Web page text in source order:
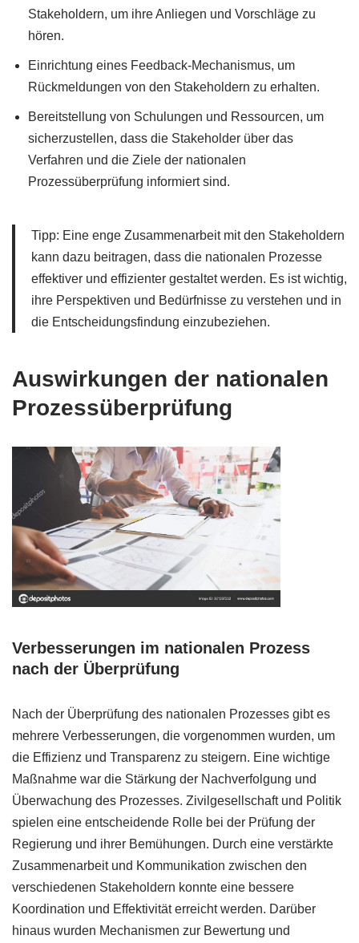
Stakeholdern, um ihre Anliegen und Vorschläge zu
hören.
Einrichtung eines Feedback-Mechanismus, um
Rückmeldungen von den Stakeholdern zu erhalten.
Bereitstellung von Schulungen und Ressourcen, um
sicherzustellen, dass die Stakeholder über das
Verfahren und die Ziele der nationalen
Prozessüberprüfung informiert sind.
Tipp: Eine enge Zusammenarbeit mit den Stakeholdern
kann dazu beitragen, dass die nationalen Prozesse
effektiver und effizienter gestaltet werden. Es ist wichtig,
ihre Perspektiven und Bedürfnisse zu verstehen und in
die Entscheidungsfindung einzubeziehen.
Auswirkungen der nationalen
Prozessüberprüfung
Verbesserungen im nationalen Prozess
nach der Überprüfung
Nach der Überprüfung des nationalen Prozesses gibt es
mehrere Verbesserungen, die vorgenommen wurden, um
die Effizienz und Transparenz zu steigern. Eine wichtige
Maßnahme war die Stärkung der Nachverfolgung und
Überwachung des Prozesses. Zivilgesellschaft und Politik
spielen eine entscheidende Rolle bei der Prüfung der
Regierung und ihrer Bemühungen. Durch eine verstärkte
Zusammenarbeit und Kommunikation zwischen den
verschiedenen Stakeholdern konnte eine bessere
Koordination und Effektivität erreicht werden. Darüber
hinaus wurden Mechanismen zur Bewertung und